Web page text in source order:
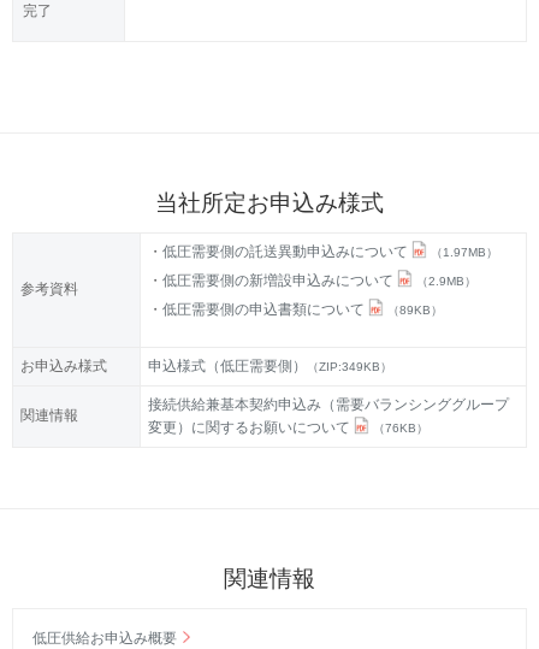
完了
当社所定お申込み様式
参考資料
低圧需要側の託送異動申込みについて （1.97MB）
低圧需要側の新増設申込みについて （2.9MB）
低圧需要側の申込書類について （89KB）
お申込み様式 申込様式（低圧需要側） （ZIP:349KB）
関連情報
接続供給兼基本契約申込み（需要バランシンググループ
変更）に関するお願いについて
（76KB）
関連情報
低圧供給お申込み概要